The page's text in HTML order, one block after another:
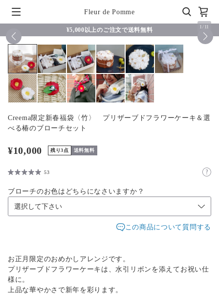
Fleur de Pomme
¥5,000以上のご注文で送料無料 1 /11
Creema限定新春福袋〈竹〉 プリザーブドフラワーケーキ＆選
べる椿のブローチセット
¥10,000 残り3点 送料無料
53
ブローチのお色はどちらになさいますか？
この商品について質問する
お正月限定のおめかしアレンジです。
プリザーブドフラワーケーキは、水引リボンを添えてお祝い仕
様に。
上品な華やかさで新年を彩ります。